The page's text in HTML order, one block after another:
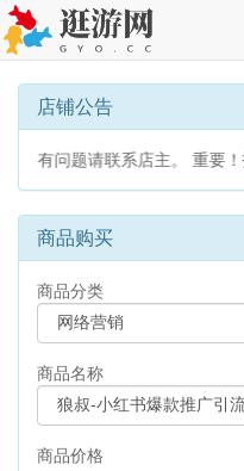
店铺公告
，有问题请联系店主。 重要
商品购买
商品分类
商品名称
商品价格